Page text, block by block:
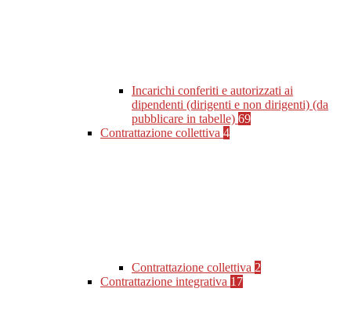
Incarichi conferiti e autorizzati ai
dipendenti (dirigenti e non dirigenti) (da
pubblicare in tabelle) 69
Contrattazione collettiva 4
Contrattazione collettiva 2
Contrattazione integrativa 17